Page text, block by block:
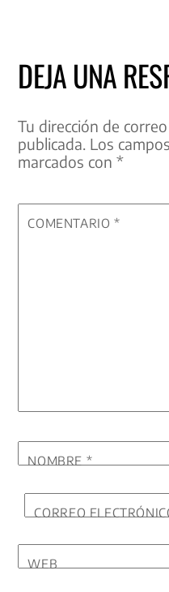
DEJA UNA
Tu dirección de
publicada. Los
marcados con*
COMENTARIO*
NOMBRE *
CORREO
WEB